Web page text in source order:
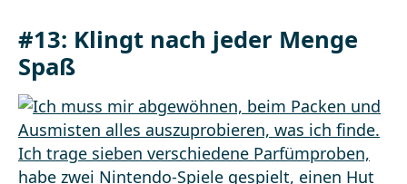
#13: Klingt nach jeder Menge
Spaß